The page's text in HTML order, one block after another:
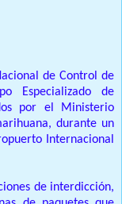
de Control de
Especializado de
por el Ministerio
durante un
Internacional
de interdicción,